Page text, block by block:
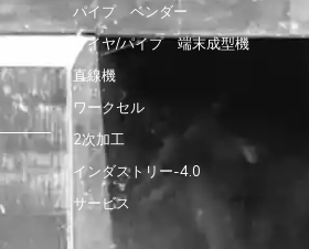
パイプ ベンダー
ワイヤ/パイプ 端末成型機
直線機
ワークセル
2次加工
インダストリー-4.0
サービス